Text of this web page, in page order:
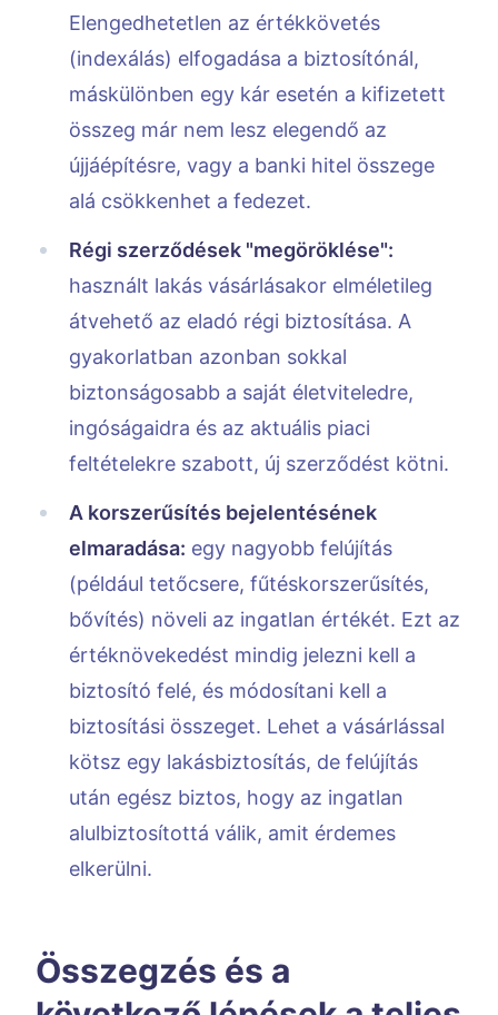
Elengedhetetlen az értékkövetés
(indexálás) elfogadása a biztosítónál,
máskülönben egy kár esetén a kifizetett
összeg már nem lesz elegendő az
újjáépítésre, vagy a banki hitel összege
alá csökkenhet a fedezet.
Régi szerződések "megöröklése":
használt lakás vásárlásakor elméletileg
átvehető az eladó régi biztosítása. A
gyakorlatban azonban sokkal
biztonságosabb a saját életviteledre,
ingóságaidra és az aktuális piaci
feltételekre szabott, új szerződést kötni.
A korszerűsítés bejelentésének
elmaradása: egy nagyobb felújítás
(például tetőcsere, fűtéskorszerűsítés,
bővítés) növeli az ingatlan értékét. Ezt az
értéknövekedést mindig jelezni kell a
biztosító felé, és módosítani kell a
biztosítási összeget. Lehet a vásárlással
kötsz egy lakásbiztosítás, de felújítás
után egész biztos, hogy az ingatlan
alulbiztosítottá válik, amit érdemes
elkerülni.
Összegzés és a